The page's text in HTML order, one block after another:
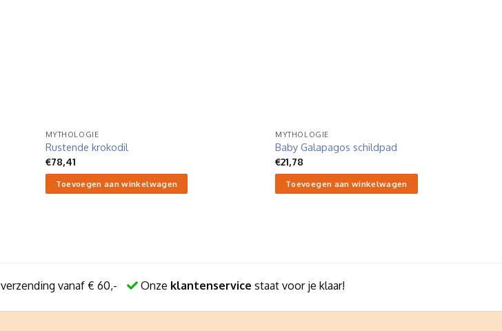
MYTHOLOGIE
Rustende krokodil
€78,41
Toevoegen aan winkelwagen
MYTHOLOGIE
Baby Galapagos schildpad
€21,78
Toevoegen aan winkelwagen
verzending vanaf € 60,- Onze klantenservice staat voor je klaar!